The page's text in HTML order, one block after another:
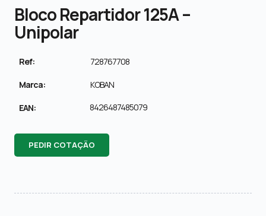
Bloco Repartidor 125A –
Unipolar
Ref: 728767708
Marca: KOBAN
EAN: 8426487485079
PEDIR COTAÇÃO